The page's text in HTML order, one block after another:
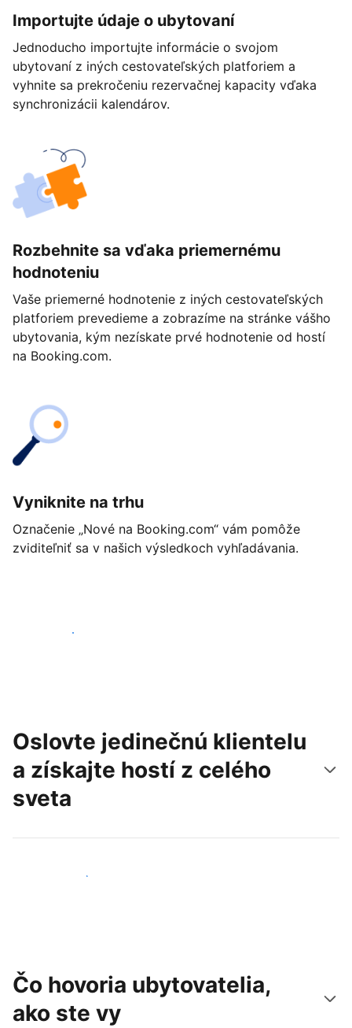
Importujte údaje o ubytovaní
Jednoducho importujte informácie o svojom
ubytovaní z iných cestovateľských platforiem a
vyhnite sa prekročeniu rezervačnej kapacity vďaka
synchronizácii kalendárov.
Rozbehnite sa vďaka priemernému
hodnoteniu
Vaše priemerné hodnotenie z iných cestovateľských
platforiem prevedieme a zobrazíme na stránke vášho
ubytovania, kým nezískate prvé hodnotenie od hostí
na Booking.com.
Vyniknite na trhu
Označenie „Nové na Booking.com“ vám pomôže
zviditeľniť sa v našich výsledkoch vyhľadávania.
Začať ešte dnes
Oslovte jedinečnú klientelu
a získajte hostí z celého
sveta
Osloviť nových hostí
Čo hovoria ubytovatelia,
ako ste vy